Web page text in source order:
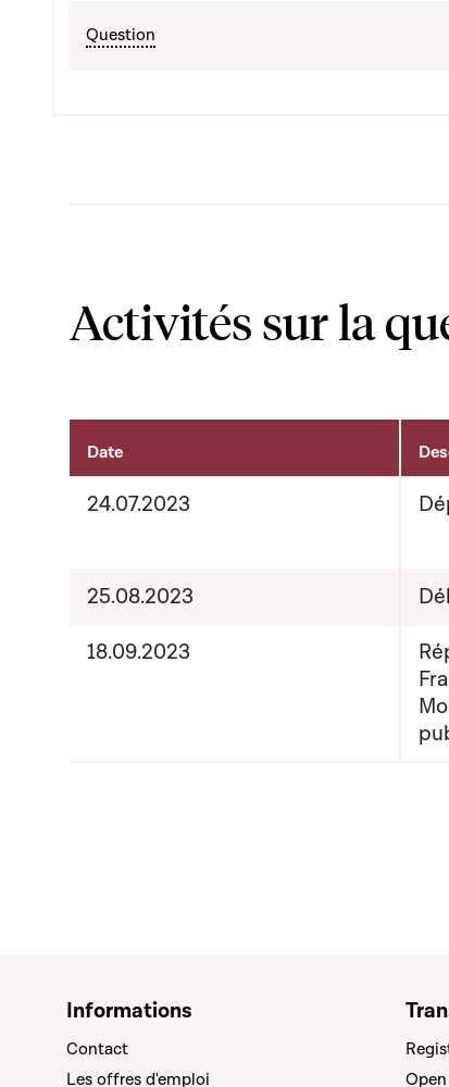
Question
Activités sur la
Activités liées au dossier
Date
24.07.2023
25.08.2023
18.09.2023
Informations
Contact
Les offres d'emploi